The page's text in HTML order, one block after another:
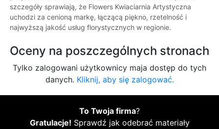
szczegóły sprawiają, że Flowers Kwiaciarnia Artystyczna
uchodzi za cenioną markę, łączącą piękno, rzetelność i
najwyższą jakość usług florystycznych w regionie.
Oceny na poszczególnych stronach
Tylko zalogowani użytkownicy maja dostęp do tych
danych. Kliknij, aby się zalogować.
To Twoja firma?
Gratulacje! Sprawdź jak odebrać materiały